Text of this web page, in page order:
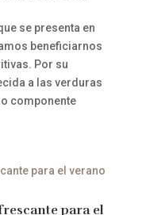
se presenta en
beneficiarnos
Por su
a las verduras
componente
para el